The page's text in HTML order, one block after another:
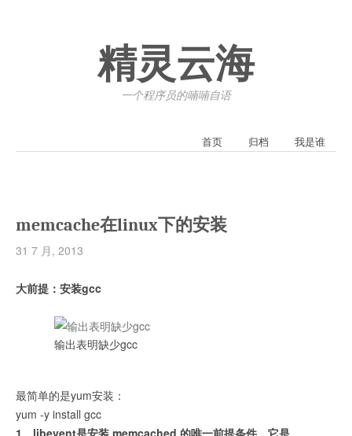
精灵云海
一个程序员的喃喃自语
首页 归档 我是谁
memcache在linux下的安装
31 7 月, 2013
大前提：安装gcc
输出表明缺少gcc
最简单的是yum安装：
yum -y install gcc